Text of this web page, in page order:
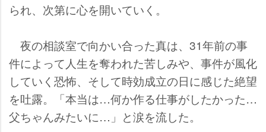
られ、次第に心を開いていく。
夜の相談室で向かい合った真は、31年前の事
件によって人生を奪われた苦しみや、事件が風化
していく恐怖、そして時効成立の日に感じた絶望
を吐露。「本当は…何か作る仕事がしたかった…
父ちゃんみたいに…」と涙を流した。